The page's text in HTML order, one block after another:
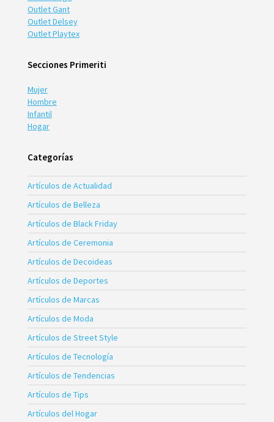
Outlet Gant
Outlet Delsey
Outlet Playtex
Secciones Primeriti
Mujer
Hombre
Infantil
Hogar
Categorías
Artículos de Actualidad
Artículos de Belleza
Artículos de Black Friday
Artículos de Ceremonia
Artículos de Decoideas
Artículos de Deportes
Artículos de Marcas
Artículos de Moda
Artículos de Street Style
Artículos de Tecnología
Artículos de Tendencias
Artículos de Tips
Artículos del Hogar